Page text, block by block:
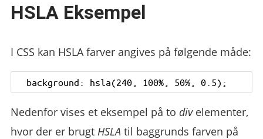
HSLA Eksempel
I CSS kan HSLA farver angives på følgende måde:
Nedenfor vises et eksempel på todivelementer,
hvor der er brugtHSLA til baggrunds farven på